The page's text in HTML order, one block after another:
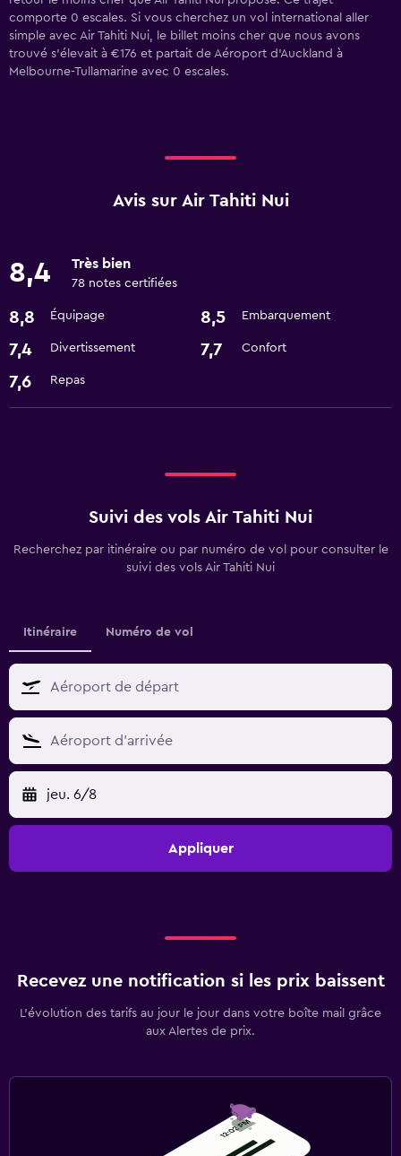
comporte 0 escales. Si vous cherchez un vol international aller
simple avec Air Tahiti Nui, le billet moins cher que nous avons
trouvé s'élevait à €176 et partait de Aéroport d'Auckland à
Melbourne-Tullamarine avec 0 escales.
Avis sur Air Tahiti Nui
8,4 Très bien
78 notes certifiées
8,8 Équipage 8,5 Embarquement
7,4 Divertissement 7,7 Confort
7,6 Repas
Suivi des vols Air Tahiti Nui
Recherchez par itinéraire ou par numéro de vol pour consulter le
suivi des vols Air Tahiti Nui
Itinéraire Numéro de vol
jeu. 6/8
Appliquer
Recevez une notification si les prix baissent
L’évolution des tarifs au jour le jour dans votre boîte mail grâce
aux Alertes de prix.